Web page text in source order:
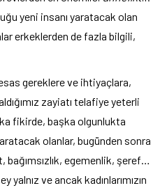
yeni insanı yaratacak olan
erkeklerden de fazla bilgili,
gereklere ve ihtiyaçlara,
zayiatı telafiye yeterli
fikirde, başka olgunlukta
olanlar, bugünden sonra
egemenlik, şeref…
ve ancak kadınlarımızın